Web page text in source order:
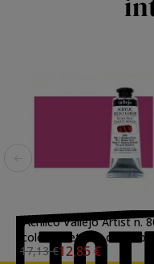
Acrílico Vallejo Artist n.
color violeta de cobalto
ml)
17,13 €12,85 €